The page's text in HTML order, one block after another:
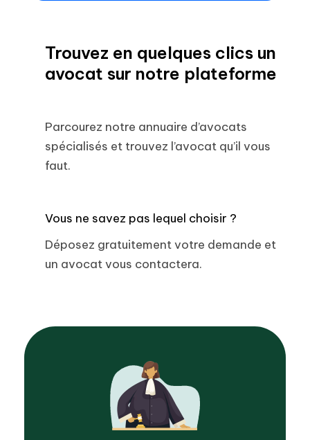
Trouvez en quelques clics un
avocat sur notre plateforme
Parcourez notre annuaire d’avocats
spécialisés et trouvez l’avocat qu’il vous
faut.
Vous ne savez pas lequel choisir ?
Déposez gratuitement votre demande et
un avocat vous contactera.